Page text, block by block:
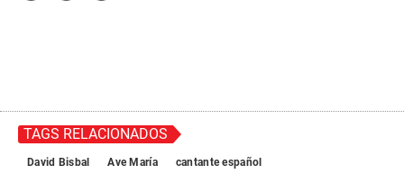
TAGS RELACIONADOS
David Bisbal Ave María cantante español